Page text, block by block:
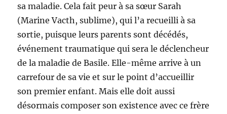
sa maladie. Cela fait peur à sa sœur Sarah
(Marine Vacth, sublime), qui l’a recueilli à sa
sortie, puisque leurs parents sont décédés,
événement traumatique qui sera le déclencheur
de la maladie de Basile. Elle-même arrive à un
carrefour de sa vie et sur le point d’accueillir
son premier enfant. Mais elle doit aussi
désormais composer son existence avec ce frère